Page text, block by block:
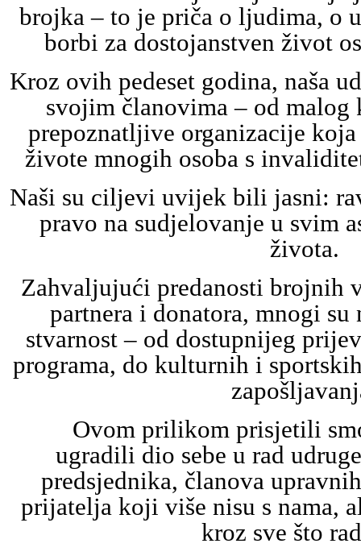
brojka – to je priča o ljudima, o
borbi za dostojanstven život
Kroz ovih pedeset godina, naša
svojim članovima – od malog
prepoznatljive organizacije
živote mnogih osoba s
Naši su ciljevi uvijek bili jasni:
pravo na sudjelovanje u svim
života.
Zahvaljujući predanosti brojnih
partnera i donatora, mnogi
stvarnost – od dostupnijeg
programa, do kulturnih i
Ovom prilikom prisjetili
ugradili dio sebe u rad
predsjednika, članova
prijatelja koji više nisu s nama,
kroz sve što